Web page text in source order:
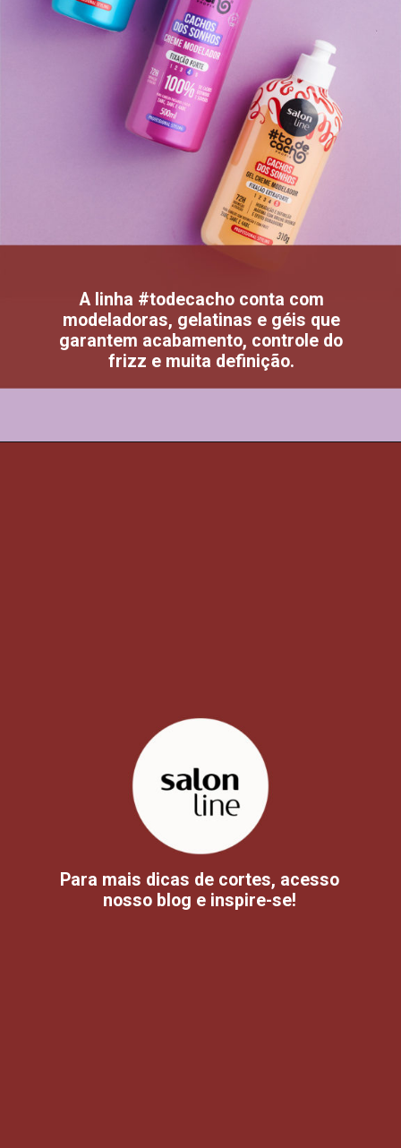
A linha #todecacho conta com
modeladoras, gelatinas e géis que
garantem acabamento, controle do
frizz e muita definição.
Para mais dicas de cortes, acesso
nosso blog e inspire-se!